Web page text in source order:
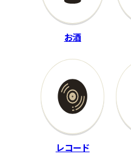
買取金額 12,000 円
付属品：カプラー、説明書、
ケース付
その他詳細：―
買取時期：2025年01月
お酒
レコード